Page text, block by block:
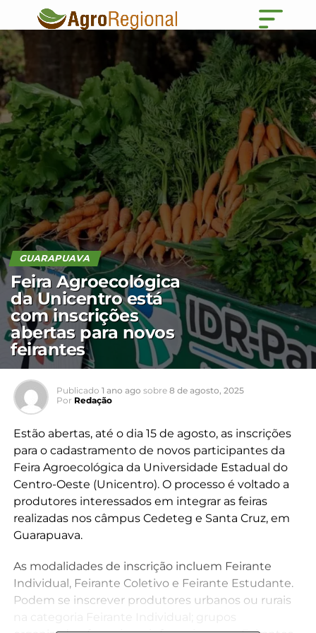
GUARAPUAVA
Feira Agroecológica
da Unicentro está
com inscrições
abertas para novos
feirantes
Publicado 1 ano ago sobre 8 de agosto, 2025
Por Redação
Estão abertas, até o dia 15 de agosto, as inscrições
para o cadastramento de novos participantes da
Feira Agroecológica da Universidade Estadual do
Centro-Oeste (Unicentro). O processo é voltado a
produtores interessados em integrar as feiras
realizadas nos câmpus Cedeteg e Santa Cruz, em
Guarapuava.
As modalidades de inscrição incluem Feirante
Individual, Feirante Coletivo e Feirante Estudante.
Podem se inscrever produtores urbanos ou rurais